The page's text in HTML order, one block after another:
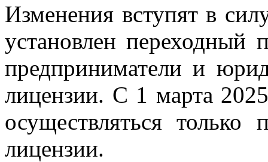
Изменения вступят в
установлен переходный
предприниматели и
лицензии. С 1 марта 2025
осуществляться только
лицензии.